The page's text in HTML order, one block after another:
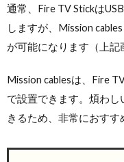
通常、Fire TV Stickは
しますが、Mission
が可能になります（上記
Mission cablesは、Fire
で設置できます。煩わ
きるため、非常におすす